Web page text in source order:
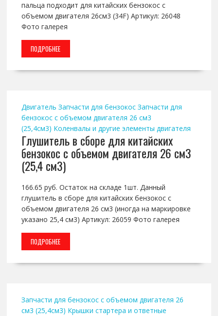
пальца подходит для китайских бензокос с
объемом двигателя 26см3 (34F) Артикул: 26048
Фото галерея
ПОДРОБНЕЕ
Двигатель Запчасти для бензокос Запчасти для
бензокос с объемом двигателя 26 см3
(25,4см3) Коленвалы и другие элементы двигателя
Глушитель в сборе для китайских
бензокос с объемом двигателя 26 см3
(25,4 см3)
166.65 руб. Остаток на складе 1шт. Данный
глушитель в сборе для китайских бензокос с
объемом двигателя 26 см3 (иногда на маркировке
указано 25,4 см3) Артикул: 26059 Фото галерея
ПОДРОБНЕЕ
Запчасти для бензокос с объемом двигателя 26
см3 (25,4см3) Крышки стартера и ответные